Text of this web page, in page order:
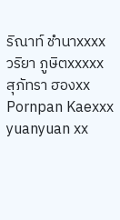
ริณาท์ ชำนาxxxx
วริยา ภูษิตxxxxx
สุภัทรา ฮองxx
Pornpan Kaexxx
yuanyuan xx